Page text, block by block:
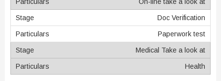
Doc Verification
Paperwork test
Medical Take a look at
Health